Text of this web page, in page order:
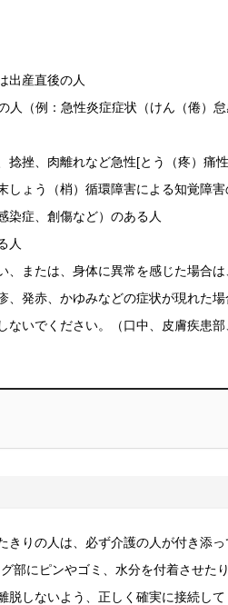
出産直後の人
人（例：急性炎症症状（けん（倦）
捻挫、肉離れなど急性[とう（疼）痛
しょう（梢）循環障害による知覚障害
染症、創傷など）のある人
人
、または、身体に異常を感じた場合
、発赤、かゆみなどの症状が現れた
ないでください。（口中、皮膚疾患部
きりの人は、必ず介護の人が付き添っ
部にピンやゴミ、水分を付着させた
脱しないよう、正しく確実に接続して